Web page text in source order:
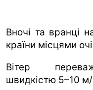
Вночі та вранці
країни місцями
Вітер
швидкістю 5–10